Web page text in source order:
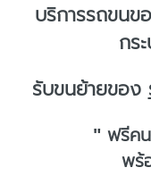
บริการรถขนข
กร
รับขนย้ายของ
" ฟรีค
พร้